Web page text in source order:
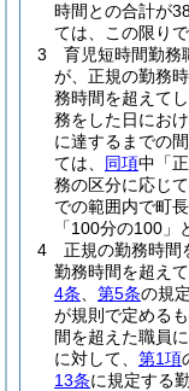
時間との合計が
ては、この限りで
3
育児短時間勤務
が、正規の勤務
務時間を超えて
務をした日にお
に達するまでの
ては、 同項中「
務の区分に応じ
での範囲内で町
「100分の100」
4
正規の勤務時間
勤務時間を超え
4条
第5条の規
が規則で定める
間を超えた職員
に対して、 第1項
13条に規定する